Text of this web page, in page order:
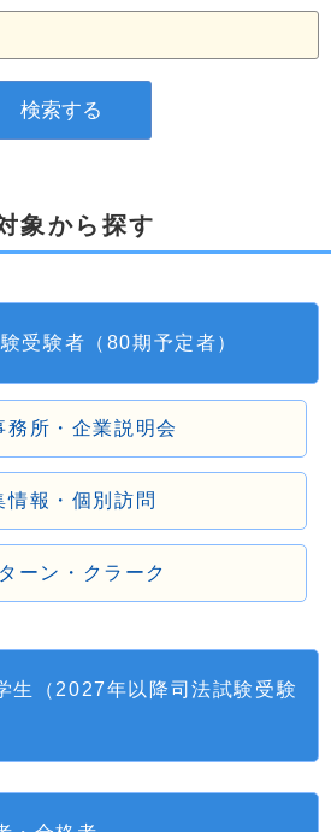
象から探す
受験者（80期予定者）
務所・企業説明会
情報・個別訪問
ーン・クラーク
生（2027年以降司法試験受験